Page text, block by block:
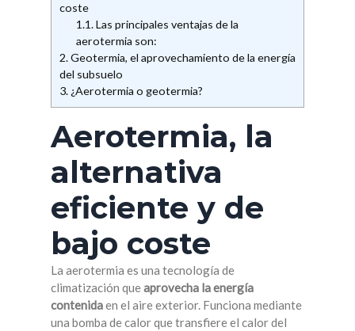
coste
1.1.Las principales ventajas de la
aerotermia son:
2.Geotermia, el aprovechamiento de la energía
del subsuelo
3.¿Aerotermia o geotermia?
Aerotermia, la
alternativa
eficiente y de
bajo coste
La aerotermia es una tecnología de
climatización queaprovecha la energía
contenidaen el aire exterior. Funciona mediante
una bomba de calor que transfiere el calor del